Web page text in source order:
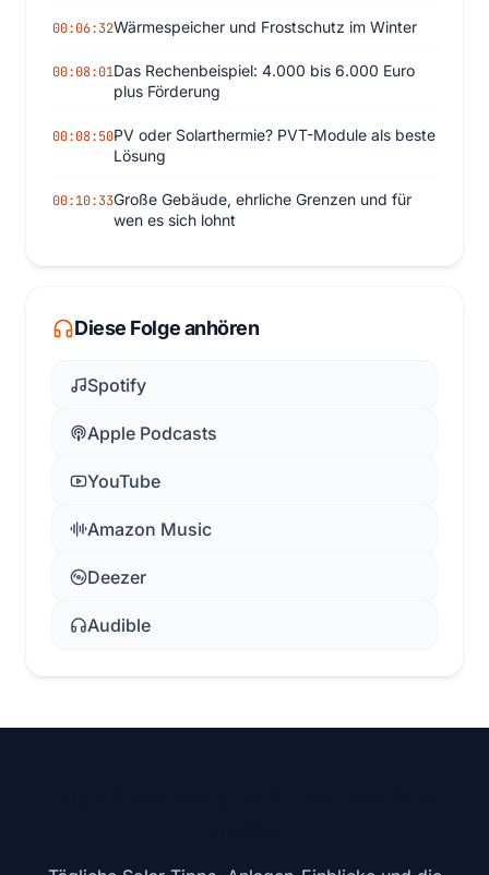
00:06:32Wärmespeicher und Frostschutz im Winter
00:08:01Das Rechenbeispiel: 4.000 bis 6.000 Euro
plus Förderung
00:08:50PV oder Solarthermie? PVT-Module als beste
Lösung
00:10:33Große Gebäude, ehrliche Grenzen und für
wen es sich lohnt
Diese Folge anhören
Spotify
Apple Podcasts
YouTube
Amazon Music
Deezer
Audible